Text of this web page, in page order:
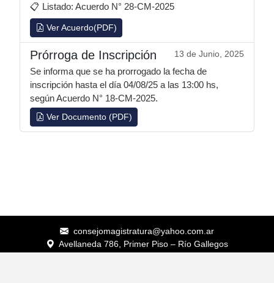
📋 Listado: Acuerdo N° 28-CM-2025
Ver Acuerdo(PDF)
Prórroga de Inscripción 13 de Junio, 2025
Se informa que se ha prorrogado la fecha de
inscripción hasta el día 04/08/25 a las 13:00 hs,
según Acuerdo N° 18-CM-2025.
Ver Documento (PDF)
consejomagistratura@yahoo.com.ar
Avellaneda 786, Primer Piso – Río Gallegos